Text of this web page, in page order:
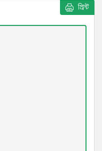
প্রিন্ট